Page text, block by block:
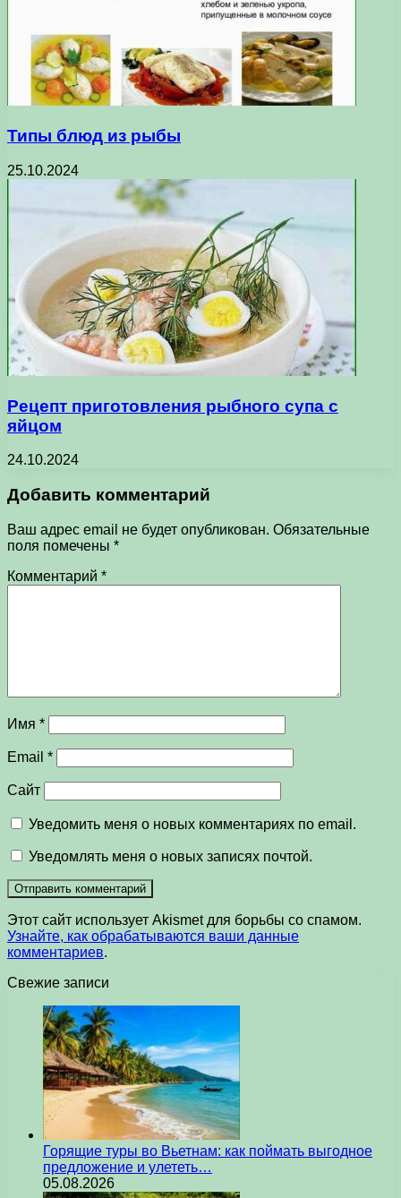
Типы блюд из рыбы
25.10.2024
Рецепт приготовления рыбного супа с
яйцом
24.10.2024
Добавить комментарий
Ваш адрес email не будет опубликован. Обязательные
поля помечены *
Комментарий *
Имя *
Email *
Сайт
Уведомить меня о новых комментариях по email.
Уведомлять меня о новых записях почтой.
Этот сайт использует Akismet для борьбы со спамом.
Узнайте, как обрабатываются ваши данные
комментариев.
Свежие записи
Горящие туры во Вьетнам: как поймать выгодное
предложение и улететь…
05.08.2026